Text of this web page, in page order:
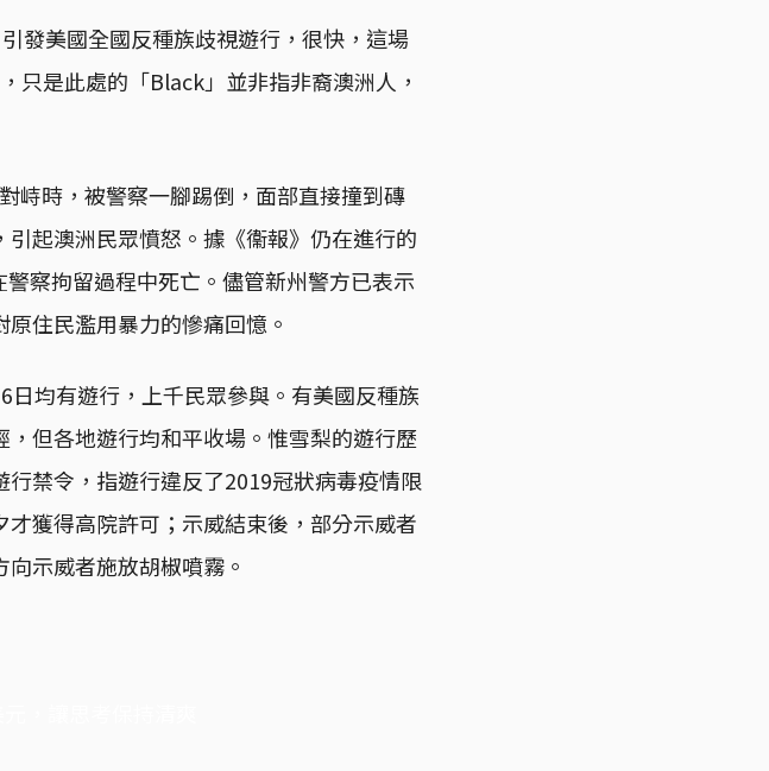
發美國全國反種族歧視遊行，很快，這場
只是此處的「Black」並非指非裔澳洲人，
峙時，被警察一腳踢倒，面部直接撞到磚
起澳洲民眾憤怒。據《衞報》仍在進行的
察拘留過程中死亡。儘管新州警方已表示
住民濫用暴力的慘痛回憶。
均有遊行，上千民眾參與。有美國反種族
但各地遊行均和平收場。惟雪梨的遊行歷
禁令，指遊行違反了2019冠狀病毒疫情限
獲得高院許可；示威結束後，部分示威者
示威者施放胡椒噴霧。